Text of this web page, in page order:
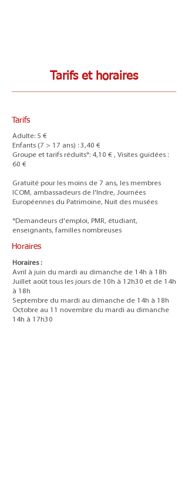
Tarifs et horaires
Tarifs
Adulte: 5 €
Enfants (7 > 17 ans) : 3,40 €
Groupe et tarifs réduits*: 4,10 € , Visites guidées :
60 €
Gratuité pour les moins de 7 ans, les membres
ICOM, ambassadeurs de l'Indre, Journées
Européennes du Patrimoine, Nuit des musées
*Demandeurs d'emploi, PMR, étudiant,
enseignants, familles nombreuses
Horaires
Horaires :
Avril à juin du mardi au dimanche de 14h à 18h
Juillet août tous les jours de 10h à 12h30 et de 14h
à 18h
Septembre du mardi au dimanche de 14h à 18h
Octobre au 11 novembre du mardi au dimanche
14h à 17h30